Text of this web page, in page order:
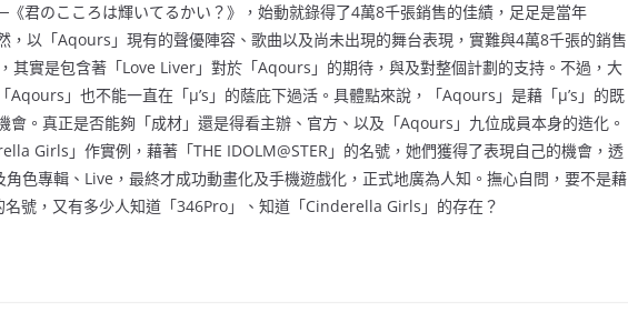
君のこころは輝いてるかい？》，始動就錄得了4萬8千張銷售的佳績，足足是當年
，以「Aqours」現有的聲優陣容、歌曲以及尚未出現的舞台表現，實難與4萬8千張的銷售
其實是包含著「Love Liver」對於「Aqours」的期待，與及對整個計劃的支持。不過，大
Aqours」也不能一直在「μ’s」的蔭庇下過活。具體點來說，「Aqours」是藉「μ’s」的既
會。真正是否能夠「成材」還是得看主辦、官方、以及「Aqours」九位成員本身的造化。
Girls」作實例，藉著「THE IDOLM@STER」的名號，她們獲得了表現自己的機會，透
角色專輯、Live，最終才成功動畫化及手機遊戲化，正式地廣為人知。撫心自問，要不是藉
名號，又有多少人知道「346Pro」、知道「Cinderella Girls」的存在？